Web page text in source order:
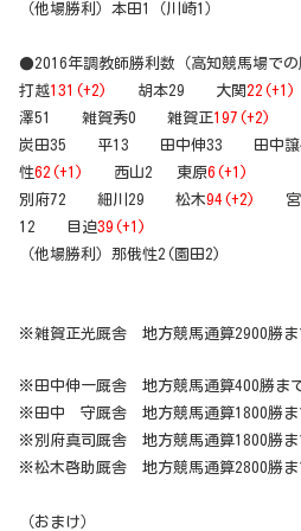
（他場勝利）本田1（川崎1）
●2016年調教師勝利数（高知競馬場での
打越131(+2) 胡本29 大関 22(+1)
澤51 雑賀秀0 雑賀正197(+2)
炭田35 平13 田中伸33 田中
性62(+1) 西山2 東原6(+1)
別府72 細川29 松木94(+2) 宮
12 目迫39(+1)
（他場勝利）那俄性2(園田2)
※雑賀正光厩舎 地方競馬通算2900勝ま
※田中伸一厩舎 地方競馬通算400勝ま
※田中 守厩舎 地方競馬通算1800勝ま
※別府真司厩舎 地方競馬通算1800勝ま
※松木啓助厩舎 地方競馬通算2800勝ま
（おまけ）